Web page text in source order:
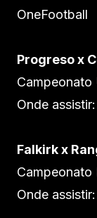
OneFootball
Progreso x
Campeonato
Onde
Falkirk x
Campeonato
Onde